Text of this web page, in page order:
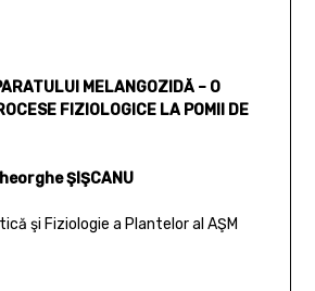
MELANGOZIDĂ – O
FIZIOLOGICE LA POMII DE
ŞIŞCANU
şi Fiziologie a Plantelor al AŞM